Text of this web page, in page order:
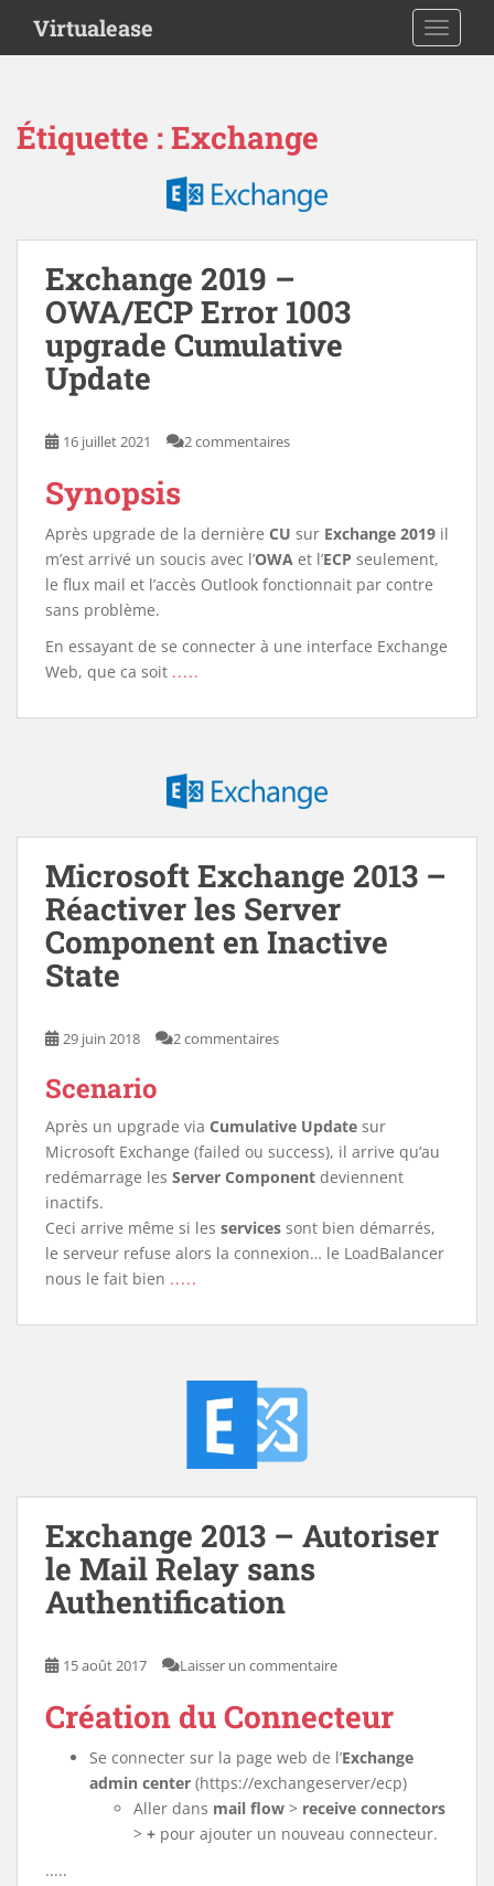
i
Virtualease
Étiquette :Exchange
Exchange 2019 –
OWA/ECP Error 1003
upgrade Cumulative
Update
16 juillet 2021 2 commentaires
Synopsis
Après upgrade de la dernière CU sur Exchange 2019 il
m’est arrivé un soucis avec l’OWA et l’ECP seulement,
le flux mail et l’accès Outlook fonctionnait par contre
sans problème.
En essayant de se connecter à une interface Exchange
Web, que ca soit .....
Microsoft Exchange 2013 –
Réactiver les Server
Component en Inactive
State
29 juin 2018 2 commentaires
Scenario
Après un upgrade via Cumulative Update sur
Microsoft Exchange (failed ou success), il arrive qu’au
redémarrage les Server Component deviennent
inactifs.
Ceci arrive même si les services sont bien démarrés,
le serveur refuse alors la connexion… le LoadBalancer
nous le fait bien .....
Exchange 2013 – Autoriser
le Mail Relay sans
Authentification
15 août 2017 Laisser un commentaire
Création du Connecteur
Se connecter sur la page web de l’Exchange
admin center (https://exchangeserver/ecp)
Aller dans mail flow > receive connectors
> + pour ajouter un nouveau connecteur.
.....